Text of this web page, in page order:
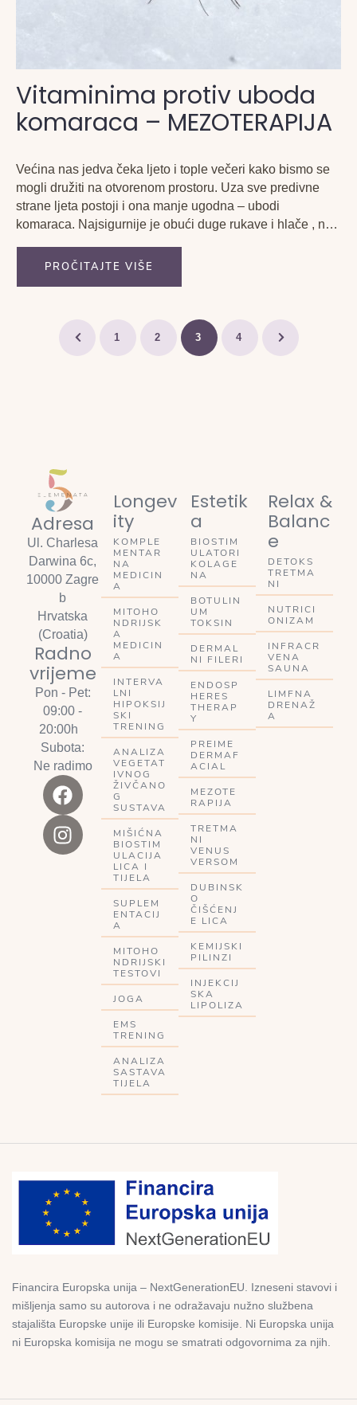
Vitaminima protiv uboda
komaraca – MEZOTERAPIJA
Većina nas jedva čeka ljeto i tople večeri kako bismo se
mogli družiti na otvorenom prostoru. Uza sve predivne
strane ljeta postoji i ona manje ugodna – ubodi
komaraca. Najsigurnije je obući duge rukave i hlače , no
večerima?
PROČITAJTE VIŠE
1 2 3 4
Adresa
Ul. Charlesa
Darwina 6c,
10000 Zagre
b
Hrvatska
(Croatia)
Radno
vrijeme
Pon - Pet:
09:00 -
20:00h
Subota:
Ne radimo
Longev
ity
KOMPLE
MENTAR
NA
MEDICIN
A
MITOHO
NDRIJSK
A
MEDICIN
A
INTERVA
LNI
HIPOKSIJ
SKI
TRENING
ANALIZA
VEGETAT
IVNOG
ŽIVČANO
G
SUSTAVA
MIŠIĆNA
BIOSTIM
ULACIJA
LICA I
TIJELA
SUPLEM
ENTACIJ
A
MITOHO
NDRIJSKI
TESTOVI
JOGA
EMS
TRENING
ANALIZA
SASTAVA
TIJELA
Estetik
a
BIOSTIM
ULATORI
KOLAGE
NA
BOTULIN
UM
TOKSIN
DERMAL
NI FILERI
ENDOSP
HERES
THERAP
Y
PREIME
DERMAF
ACIAL
MEZOTE
RAPIJA
TRETMA
NI
VENUS
VERSOM
DUBINSK
O
ČIŠĆENJ
E LICA
KEMIJSKI
PILINZI
INJEKCIJ
SKA
LIPOLIZA
Relax &
Balanc
e
DETOKS
TRETMA
NI
NUTRICI
ONIZAM
INFRACR
VENA
SAUNA
LIMFNA
DRENAŽ
A
Financira Europska unija – NextGenerationEU. Izneseni stavovi i
mišljenja samo su autorova i ne odražavaju nužno službena
stajališta Europske unije ili Europske komisije. Ni Europska unija
ni Europska komisija ne mogu se smatrati odgovornima za njih.